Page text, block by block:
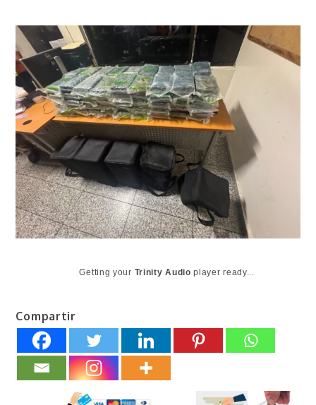
Getting your Trinity Audio player ready...
Compartir